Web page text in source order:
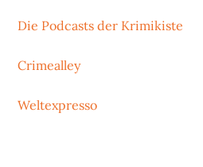
Die Podcasts der Krimikiste
Crimealley
Weltexpresso